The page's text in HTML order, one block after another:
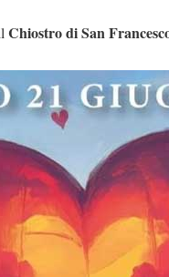
Chiostro di San